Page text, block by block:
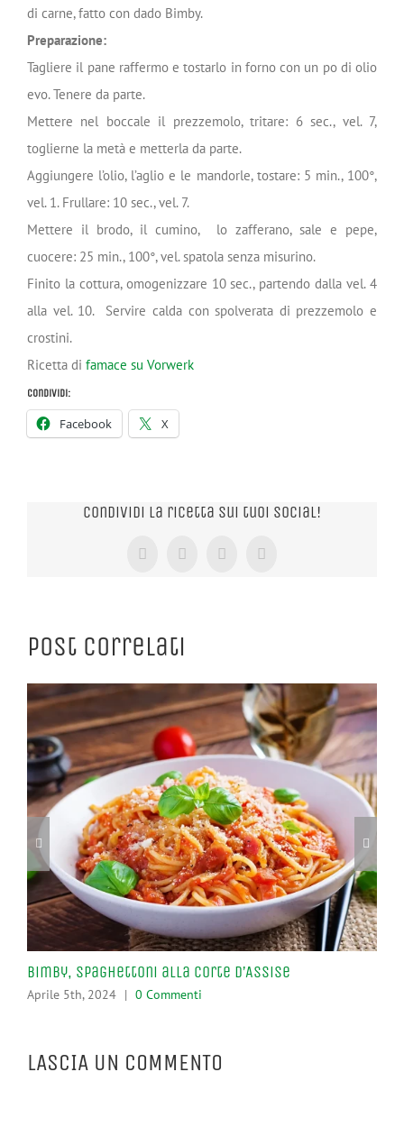
di carne, fatto con dado Bimby.
Preparazione:
Tagliere il pane raffermo e tostarlo in forno con un po di olio
evo. Tenere da parte.
Mettere nel boccale il prezzemolo, tritare: 6 sec., vel. 7,
toglierne la metà e metterla da parte.
Aggiungere l’olio, l’aglio e le mandorle, tostare: 5 min., 100°,
vel. 1. Frullare: 10 sec., vel. 7.
Mettere il brodo, il cumino, lo zafferano, sale e pepe,
cuocere: 25 min., 100°, vel. spatola senza misurino.
Finito la cottura, omogenizzare 10 sec., partendo dalla vel. 4
alla vel. 10. Servire calda con spolverata di prezzemolo e
crostini.
Ricetta di famace su Vorwerk
Condividi:
Facebook X
Condividi la ricetta sui tuoi Social!
Facebook
X TumblrPinterest
Post correlati
Bimby, Spaghettoni alla Corte d’Assise
Aprile 5th, 2024 | 0 Commenti
LASCIA UN COMMENTO